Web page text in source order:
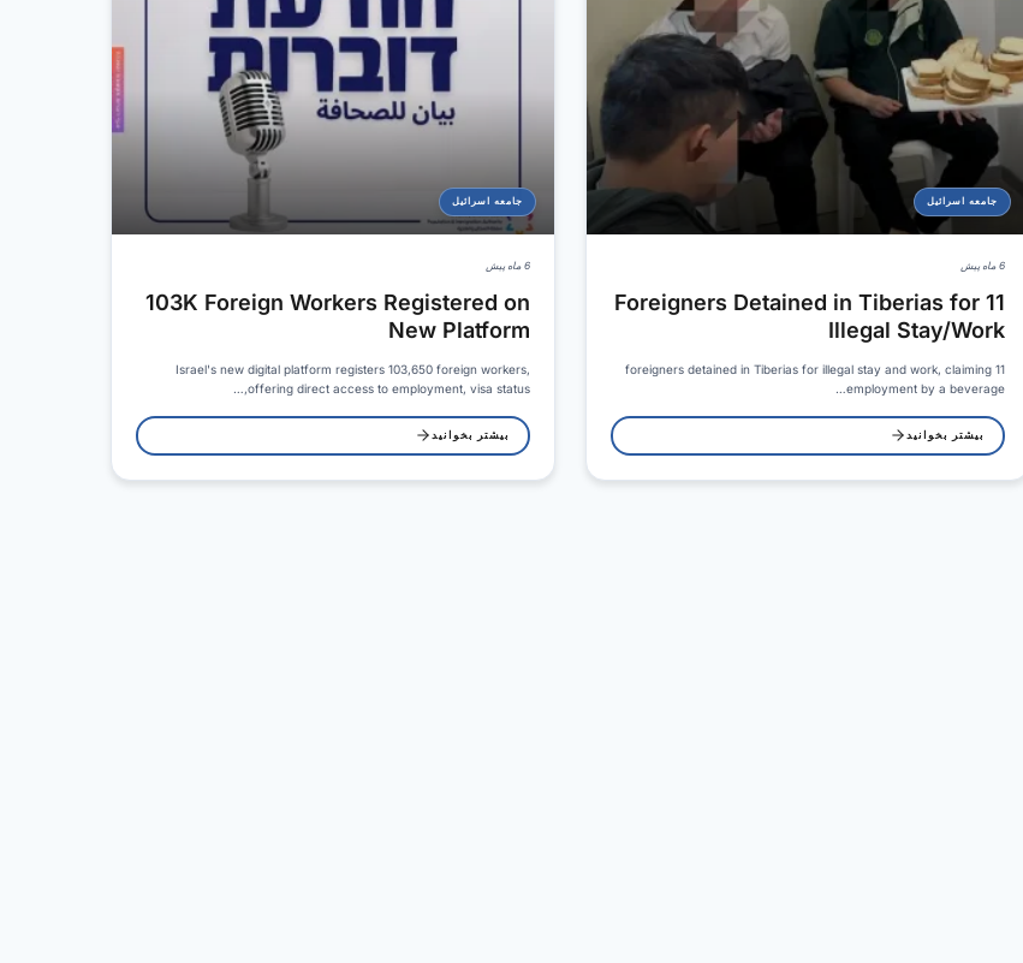
جامعه اسرائیل
6 ماه پیش
11 Foreigners Detained in Tiberias for
Illegal Stay/Work
11 foreigners detained in Tiberias for illegal stay and work, claiming
employment by a beverage…
بیشتر بخوانید
جامعه اسرائیل
6 ماه پیش
103K Foreign Workers Registered on
New Platform
Israel's new digital platform registers 103,650 foreign workers,
offering direct access to employment, visa status,…
بیشتر بخوانید